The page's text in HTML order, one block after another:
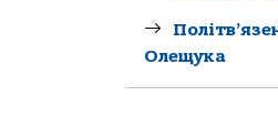
Олещука